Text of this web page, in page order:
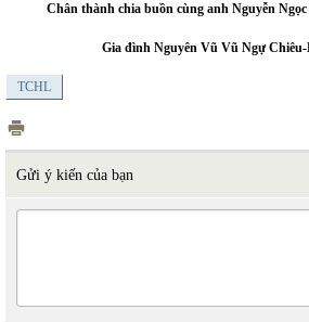
Chân thành chia buồn cùng anh Nguyễn
Gia đình Nguyên Vũ Vũ Ngự
TCHL
Gửi ý kiến của bạn